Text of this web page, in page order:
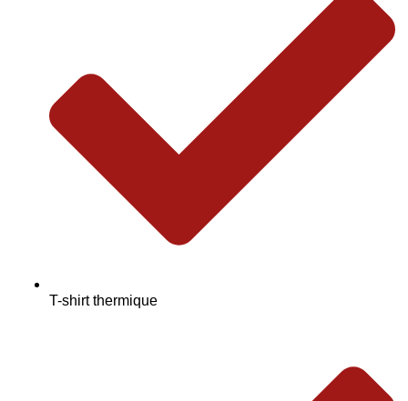
T-shirt thermique